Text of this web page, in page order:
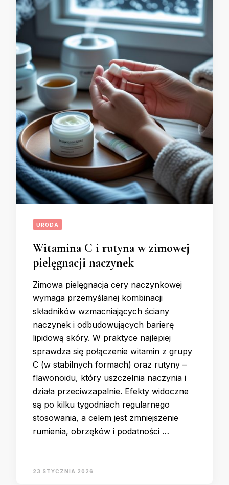
URODA
Witamina C i rutyna w zimowej
pielęgnacji naczynek
Zimowa pielęgnacja cery naczynkowej
wymaga przemyślanej kombinacji
składników wzmacniających ściany
naczynek i odbudowujących barierę
lipidową skóry. W praktyce najlepiej
sprawdza się połączenie witamin z grupy
C (w stabilnych formach) oraz rutyny –
flawonoidu, który uszczelnia naczynia i
działa przeciwzapalnie. Efekty widoczne
są po kilku tygodniach regularnego
stosowania, a celem jest zmniejszenie
rumienia, obrzęków i podatności …
23 STYCZNIA 2026